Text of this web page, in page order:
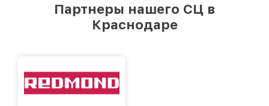
лучшим сервисным центром Philips в городе
Краснодаре, постоянно повышая уровень
Партнеры нашего СЦ в
Краснодаре